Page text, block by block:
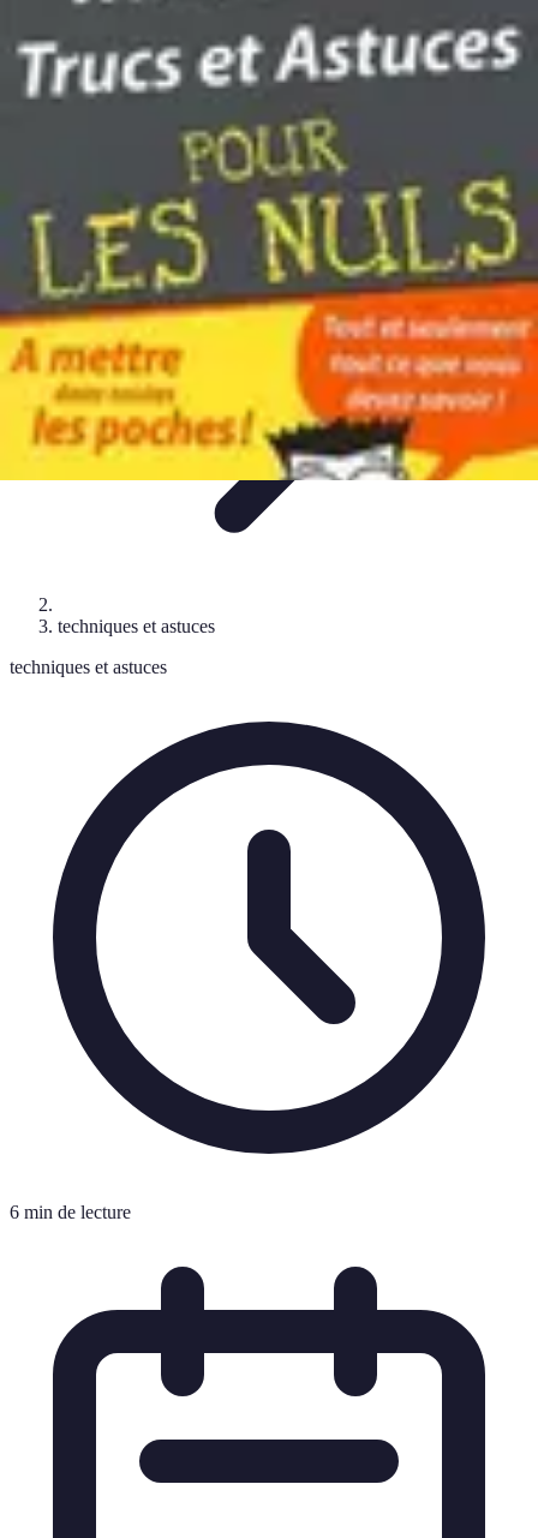
Astuces Naturelles
Astuces PratiquesMéditation et
RelaxationRoutines et Habitudes Techniques de Relaxation
Astuces Anti Stress
techniques et astuces
techniques et astuces
6 min de lecture